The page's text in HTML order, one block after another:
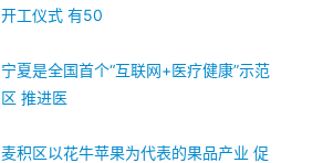
开工仪式 有50
宁夏是全国首个“互联网+医疗健康”示范
区 推进医
麦积区以花牛苹果为代表的果品产业 促